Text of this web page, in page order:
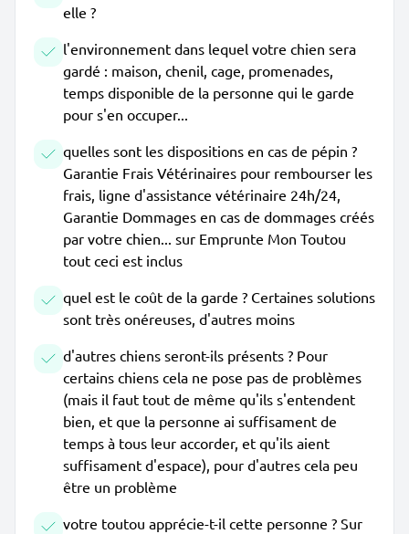
elle ?
l'environnement dans lequel votre chien sera
gardé : maison, chenil, cage, promenades,
temps disponible de la personne qui le garde
pour s'en occuper...
quelles sont les dispositions en cas de pépin ?
Garantie Frais Vétérinaires pour rembourser les
frais, ligne d'assistance vétérinaire 24h/24,
Garantie Dommages en cas de dommages créés
par votre chien... sur Emprunte Mon Toutou
tout ceci est inclus
quel est le coût de la garde ? Certaines solutions
sont très onéreuses, d'autres moins
d'autres chiens seront-ils présents ? Pour
certains chiens cela ne pose pas de problèmes
(mais il faut tout de même qu'ils s'entendent
bien, et que la personne ai suffisament de
temps à tous leur accorder, et qu'ils aient
suffisament d'espace), pour d'autres cela peu
être un problème
votre toutou apprécie-t-il cette personne ? Sur